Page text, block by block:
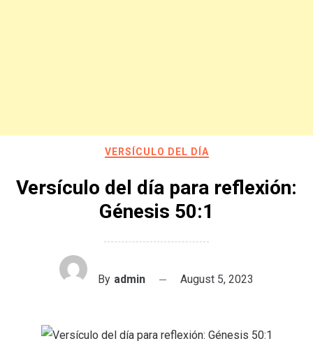
VERSÍCULO DEL DÍA
Versículo del día para reflexión:
Génesis 50:1
By admin August 5, 2023